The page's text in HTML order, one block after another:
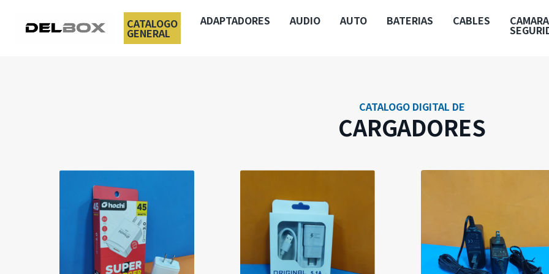
CATALOGO
GENERAL
ADAPTADORES AUDIO AUTO BATERIAS CABLES
CATALOGO DIGITAL DE
CARGADORES